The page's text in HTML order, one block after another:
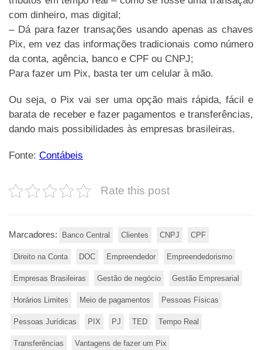
com dinheiro, mas digital;
– Dá para fazer transações usando apenas as chaves
Pix, em vez das informações tradicionais como número
da conta, agência, banco e CPF ou CNPJ;
Para fazer um Pix, basta ter um celular à mão.
Ou seja, o Pix vai ser uma opção mais rápida, fácil e
barata de receber e fazer pagamentos e transferências,
dando mais possibilidades às empresas brasileiras.
Fonte: Contábeis
Rate this post
Marcadores: Banco Central Clientes CNPJ CPF
Direito na Conta DOC Empreendedor Empreendedorismo
Empresas Brasileiras Gestão de negócio Gestão Empresarial
Horários Limites Meio de pagamentos Pessoas Físicas
Pessoas Jurídicas PIX PJ TED Tempo Real
Transferências Vantagens de fazer um Pix